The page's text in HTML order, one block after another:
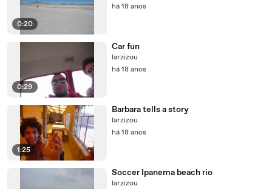
0:20
há 18 anos
0:29
Car fun
larzizou
há 18 anos
1:25
Barbara tells a story
larzizou
há 18 anos
Soccer Ipanema beach rio
larzizou